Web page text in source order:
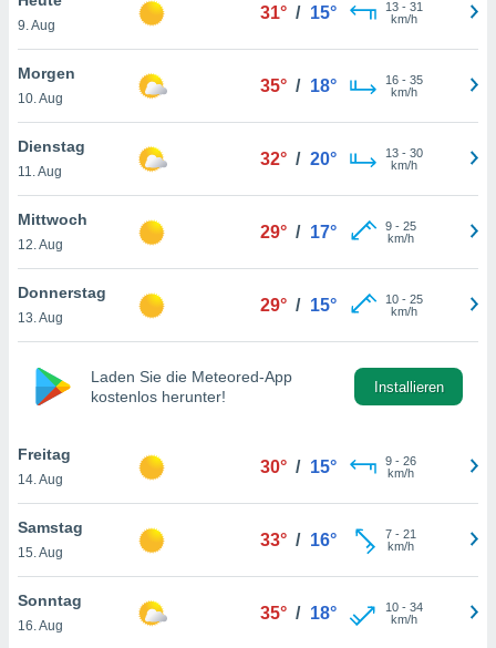
oder
Partner
es uns
das
der
Profil zu
Ihnen
finden
. Sie
jederzeit
Sie
9. Aug
31° / 15° 13- 31
km/h
Morgen
10. Aug
35° / 18° 16- 35
km/h
Dienstag
11. Aug
32° / 20° 13- 30
km/h
Mittwoch
12. Aug
29° / 17° 9- 25
km/h
Donnerstag
13. Aug
29° / 15° 10- 25
km/h
Laden Sie die Meteored-App
kostenlos herunter!
Installieren
Freitag
14. Aug
30° / 15° 9- 26
km/h
Samstag
15. Aug
33° / 16° 7- 21
km/h
Sonntag
16. Aug
35° / 18° 10- 34
km/h